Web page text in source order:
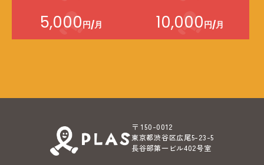
5,000円/月 10,000円/月
〒 150-0012
東京都渋谷区広尾5-23-5
長谷部第一ビル402号室